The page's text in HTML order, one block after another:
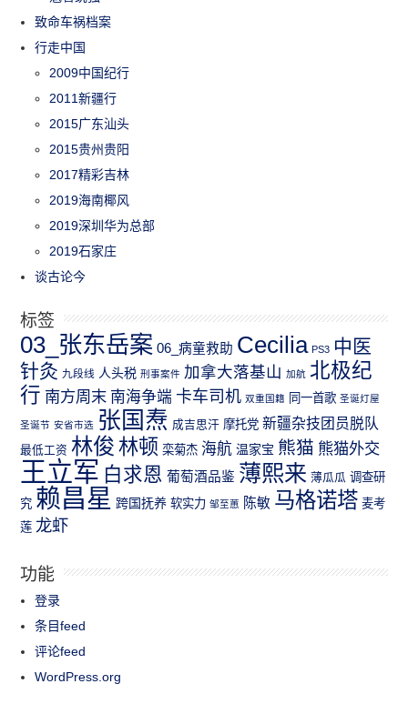
致命车祸档案
行走中国
2009中国纪行
2011新疆行
2015广东汕头
2015贵州贵阳
2017精彩吉林
2019海南椰风
2019深圳华为总部
2019石家庄
谈古论今
标签
03_张东岳案 06_病童救助 Cecilia PS3 中医
针灸 九段线 人头税 刑事案件 加拿大落基山 加航 北极纪
行 南方周末 南海争端 卡车司机 双重国籍 同一首歌 圣诞灯屋
圣诞节 安省市选 张国焘 成吉思汗 摩托党 新疆杂技团员脱队
最低工资 林俊 林顿 栾菊杰 海航 温家宝 熊猫 熊猫外交
王立军 白求恩 葡萄酒品鉴 薄熙来 薄瓜瓜 调查研
究 赖昌星 跨国抚养 软实力 邹至蕙 陈敏 马格诺塔 麦考
莲 龙虾
功能
登录
条目feed
评论feed
WordPress.org